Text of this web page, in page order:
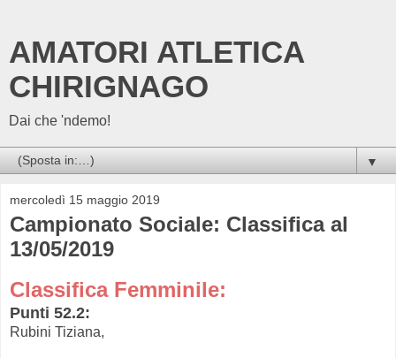
AMATORI ATLETICA
CHIRIGNAGO
Dai che 'ndemo!
▼
mercoledì 15 maggio 2019
Campionato Sociale: Classifica al
13/05/2019
Classifica Femminile:
Punti 52.2:
Rubini Tiziana,